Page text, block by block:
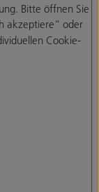
Bitte öffnen Sie
akzeptiere“ oder
Cookie-